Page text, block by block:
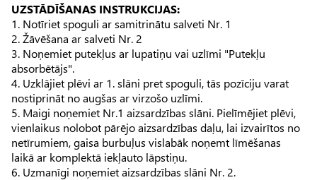
UZSTĀDĪŠANAS INSTRUKCIJAS:
1. Notīriet spoguli ar samitrinātu salveti Nr. 1
2. Žāvēšana ar salveti Nr. 2
3. Noņemiet putekļus ar lupatiņu vai uzlīmi "Putekļu
absorbētājs".
4. Uzklājiet plēvi ar 1. slāni pret spoguli, tās pozīciju varat
nostiprināt no augšas ar virzošo uzlīmi.
5. Maigi noņemiet Nr.1 aizsardzības slāni. Pielīmējiet plēvi,
vienlaikus nolobot pārējo aizsardzības daļu, lai izvairītos no
netīrumiem, gaisa burbuļus vislabāk noņemt līmēšanas
laikā ar komplektā iekļauto lāpstiņu.
6. Uzmanīgi noņemiet aizsardzības slāni Nr. 2.